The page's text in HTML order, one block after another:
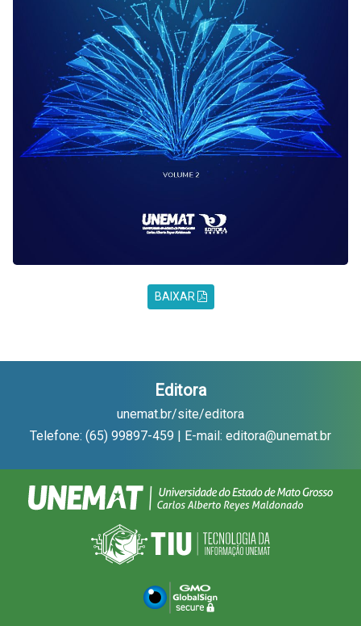
BAIXAR
Editora
unemat.br/site/editora
Telefone: (65) 99897-459 | E-mail: editora@unemat.br